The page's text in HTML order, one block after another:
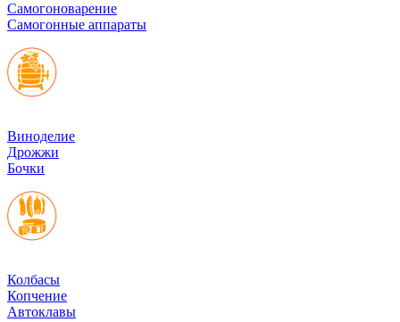
Cамогоноварение
Самогонные аппараты
Виноделие
Дрожжи
Бочки
Колбасы
Копчение
Автоклавы